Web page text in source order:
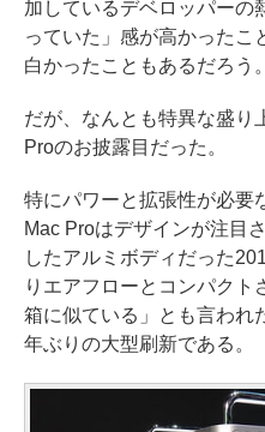
加しているデベロッパーの
っていた」感が高かったこ
白かったこともあるだろう。
だが、なんとも特異な盛り
Proのお披露目だった。
特にパワーと拡張性が必要
Mac Proはデザインが注目
したアルミボディだった
りエアフローとコンパクト
箱に似ている」とも言われ
年ぶりの大型刷新である。